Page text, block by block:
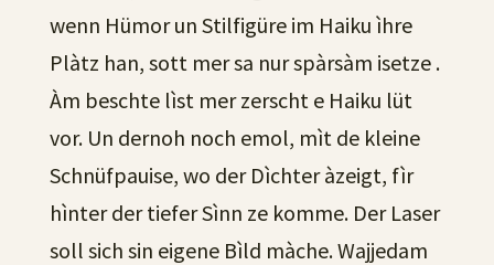
wenn Hümor un Stilfigüre im Haiku ìhre
Plàtz han, sott mer sa nur spàrsàm isetze .
Àm beschte lìst mer zerscht e Haiku lüt
vor. Un dernoh noch emol, mìt de kleine
Schnüfpauise, wo der Dìchter àzeigt, fìr
hìnter der tiefer Sìnn ze komme. Der Laser
soll sich sin eigene Bìld màche. Wajjedam